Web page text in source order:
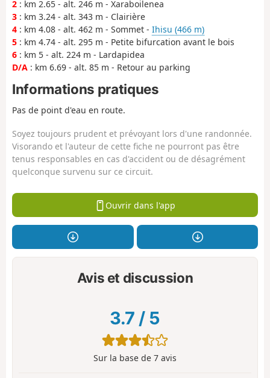
2 : km 2.65 - alt. 246 m - Xaraboilenea
3 : km 3.24 - alt. 343 m - Clairière
4 : km 4.08 - alt. 462 m - Sommet - Ihisu (466 m)
5 : km 4.74 - alt. 295 m - Petite bifurcation avant le bois
6 : km 5 - alt. 224 m - Lardapidea
D/A : km 6.69 - alt. 85 m - Retour au parking
Informations pratiques
Pas de point d'eau en route.
Soyez toujours prudent et prévoyant lors d'une randonnée.
Visorando et l'auteur de cette fiche ne pourront pas être
tenus responsables en cas d'accident ou de désagrément
quelconque survenu sur ce circuit.
Ouvrir dans l'app
Avis et discussion
3.7 / 5
Sur la base de 7 avis